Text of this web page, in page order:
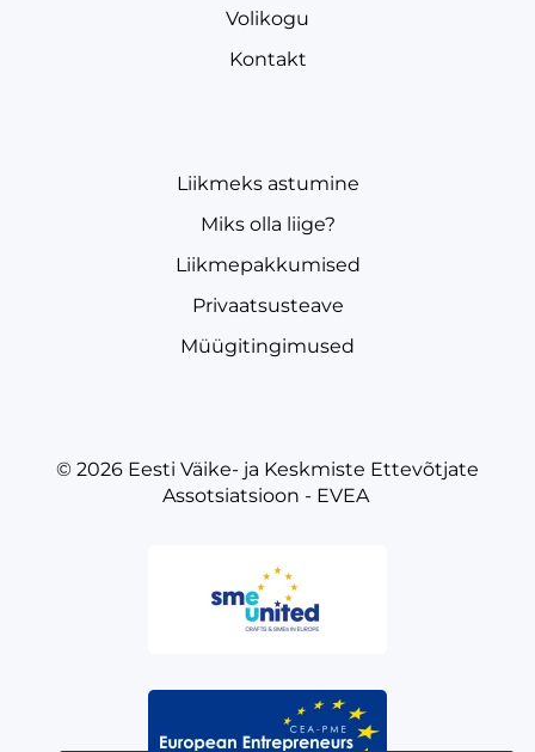
Volikogu
Kontakt
Liikmeks astumine
Miks olla liige?
Liikmepakkumised
Privaatsusteave
Müügitingimused
© 2026 Eesti Väike- ja Keskmiste Ettevõtjate
Assotsiatsioon - EVEA